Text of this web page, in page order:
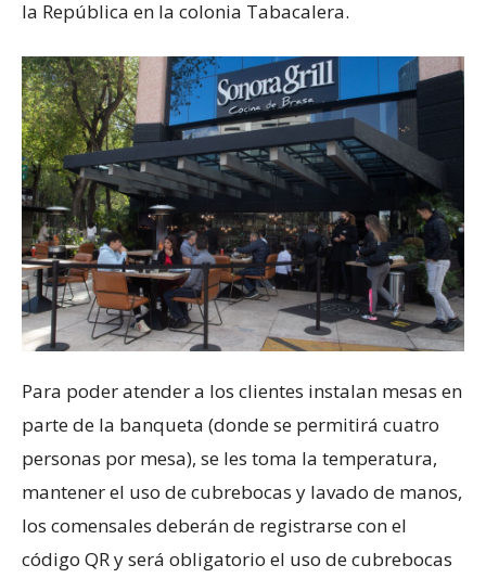
la República en la colonia Tabacalera.
Para poder atender a los clientes instalan mesas en
parte de la banqueta (donde se permitirá cuatro
personas por mesa), se les toma la temperatura,
mantener el uso de cubrebocas y lavado de manos,
los comensales deberán de registrarse con el
código QR y será obligatorio el uso de cubrebocas